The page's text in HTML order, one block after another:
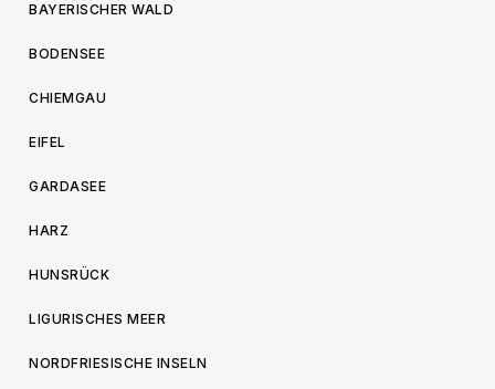
BAYERISCHER WALD
BODENSEE
CHIEMGAU
EIFEL
GARDASEE
HARZ
HUNSRÜCK
LIGURISCHES MEER
NORDFRIESISCHE INSELN